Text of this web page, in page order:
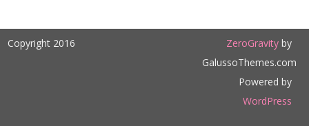
Copyright 2016 ZeroGravityby
GalussoThemes.com
Powered by
WordPress